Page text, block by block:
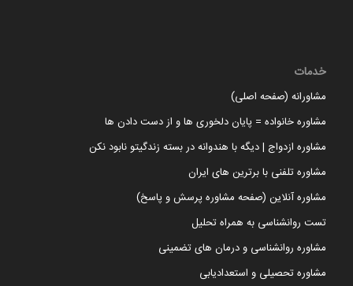
خدمات
مشاورانه (صفحه اصلی)
مشاوره خانواده = پایان دلخوری ها و از دست دادن ها
مشاوره ازدواج | دیگه با هندوانه در بسته زندگیتو نابود نکن
مشاوره تلفنی با برترین های ایران
مشاوره آنلاین (صفحه مشاوره پرسش و پاسخ)
تست روانشناسی به همراه تحلیل
مشاوره روانشناسی و درمان های تضمینی
مشاوره تحصیلی و استعدادیابی